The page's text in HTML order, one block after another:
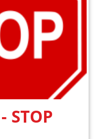
STOP